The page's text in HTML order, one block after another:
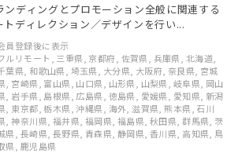
ンディングとプロモーション全般に関連する
トディレクション／デザインを行い...
員登録後に表示
ルリモート, 三重県, 京都府, 佐賀県, 兵庫県, 北海道,
葉県, 和歌山県, 埼玉県, 大分県, 大阪府, 奈良県, 宮城
, 宮崎県, 富山県, 山口県, 山形県, 山梨県, 岐阜県, 岡山
, 岩手県, 島根県, 広島県, 徳島県, 愛媛県, 愛知県, 新潟
, 東京都, 栃木県, 沖縄県, 海外, 滋賀県, 熊本県, 石川
, 神奈川県, 福井県, 福岡県, 福島県, 秋田県, 群馬県, 茨
県, 長崎県, 長野県, 青森県, 静岡県, 香川県, 高知県, 鳥
県, 鹿児島県